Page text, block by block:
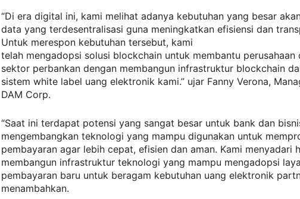
“Di era digital ini, kami melihat adanya kebutuhan yang besar
data yang terdesentralisasi guna meningkatkan efisiensi dan
Untuk merespon kebutuhan tersebut, kami
telah mengadopsi solusi blockchain untuk membantu perusahaan
sektor perbankan dengan membangun infrastruktur blockchain
sistem white label uang elektronik kami.” ujar Fanny Verona,
DAM Corp.
“Saat ini terdapat potensi yang sangat besar untuk bank dan
mengembangkan teknologi yang mampu digunakan untuk
pembayaran agar lebih cepat, efisien dan aman. Kami menyadari
membangun infrastruktur teknologi yang mampu mengadopsi
pembayaran baru untuk beragam kebutuhan uang elektronik
menambahkan.